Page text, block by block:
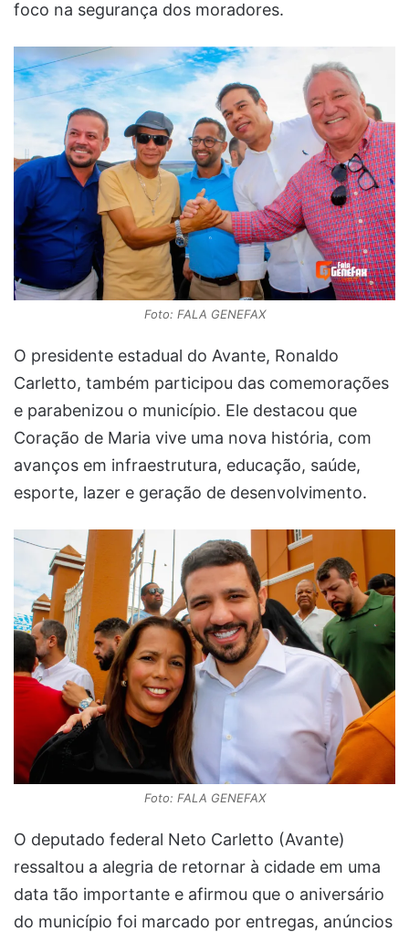
foco na segurança dos moradores.
Foto: FALA GENEFAX
O presidente estadual do Avante, Ronaldo
Carletto, também participou das comemorações
e parabenizou o município. Ele destacou que
Coração de Maria vive uma nova história, com
avanços em infraestrutura, educação, saúde,
esporte, lazer e geração de desenvolvimento.
Foto: FALA GENEFAX
O deputado federal Neto Carletto (Avante)
ressaltou a alegria de retornar à cidade em uma
data tão importante e afirmou que o aniversário
do município foi marcado por entregas, anúncios